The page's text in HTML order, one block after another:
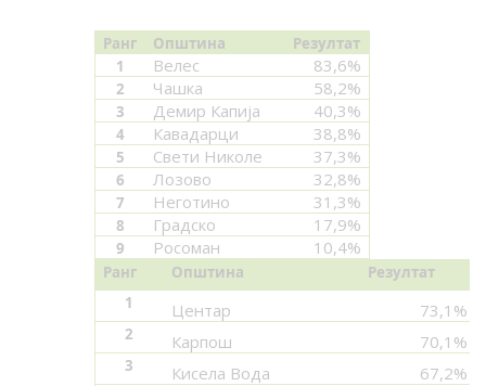
Ранг Општина
Резултат
1
Велес 83,6%
2 Чашка 58,2%
3 Демир Капија 40,3%
4 Кавадарци 38,8%
5 Свети Николе 37,3%
6 Лозово 32,8%
7 Неготино 31,3%
8 Градско 17,9%
9 Росоман 10,4%
Ранг Општина
Резултат
1
Центар 73,1%
2 Карпош 70,1%
3 Кисела Вода 67,2%